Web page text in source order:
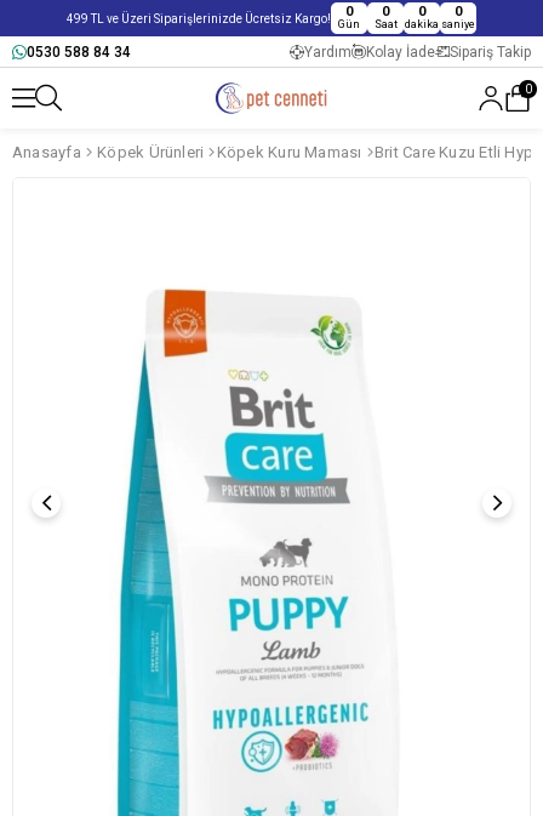
499 TL ve Üzeri Siparişlerinizde Ücretsiz Kargo! 0
Gün
0
Saat
0
dakika
0
saniye
0530 588 84 34 Yardım Kolay İade Sipariş Takip
0
Anasayfa Köpek Ürünleri Köpek Kuru Maması